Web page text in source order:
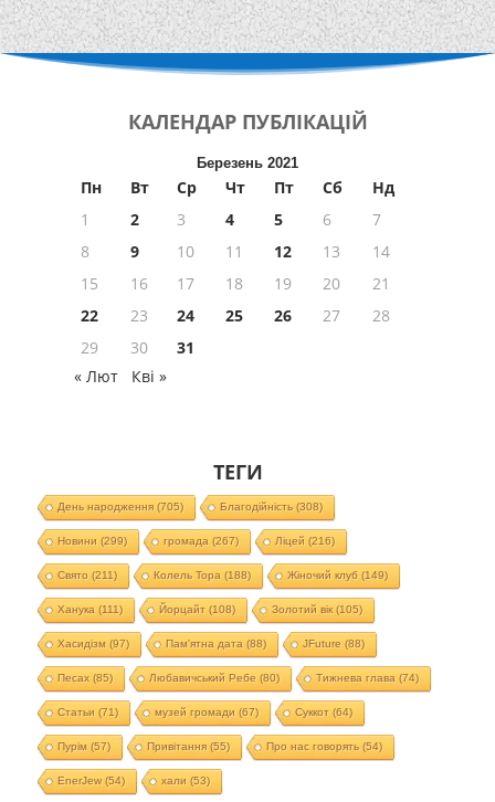
КАЛЕНДАР ПУБЛІКАЦІЙ
Березень 2021
Пн Вт Ср Чт Пт Сб
Нд
1
2 3 4 5 6
7
8
9 10 11 12 13
14
15
16 17 18 19 20
21
22
23 24 25 26 27
28
29
30
31
« Лют
Кві »
ТЕГИ
День народження(705) Благодійність(308)
Новини (299) громада (267) Ліцей (216)
Свято (211) Колель Тора (188) Жіночий клуб (149)
Ханука (111) Йорцайт (108) Золотий вік(105)
Хасидізм (97) Пам'ятна дата (88) JFuture (88)
Песах(85) Любавичський Ребе (80) Тижнева глава (74)
Статьи (71) музей громади (67) Суккот (64)
Пурім (57) Привітання(55) Про нас говорять(54)
EnerJew(54) хали (53)